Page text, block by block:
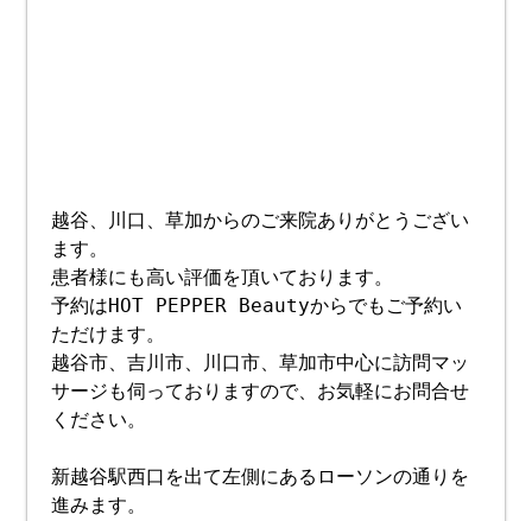
越谷、川口、草加からのご来院ありがとうござい
ます。
患者様にも高い評価を頂いております。
予約はHOT PEPPER Beautyからでもご予約い
ただけます。
越谷市、吉川市、川口市、草加市中心に訪問マッ
サージも伺っておりますので、お気軽にお問合せ
ください。
新越谷駅西口を出て左側にあるローソンの通りを
進みます。